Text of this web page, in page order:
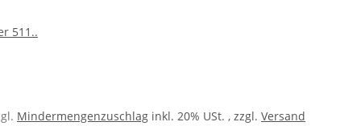
511..
Mindermengenzuschlag inkl. 20% USt. , zzgl. Versand